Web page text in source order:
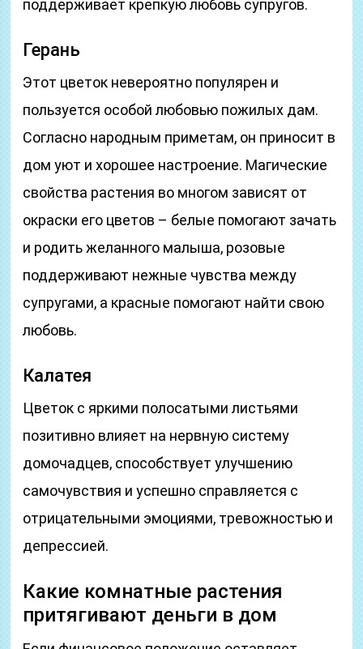
поддерживает крепкую любовь супругов.
Герань
Этот цветок невероятно популярен и
пользуется особой любовью пожилых дам.
Согласно народным приметам, он приносит в
дом уют и хорошее настроение. Магические
свойства растения во многом зависят от
окраски его цветов – белые помогают зачать
и родить желанного малыша, розовые
поддерживают нежные чувства между
супругами, а красные помогают найти свою
любовь.
Калатея
Цветок с яркими полосатыми листьями
позитивно влияет на нервную систему
домочадцев, способствует улучшению
самочувствия и успешно справляется с
отрицательными эмоциями, тревожностью и
депрессией.
Какие комнатные растения
притягивают деньги в дом